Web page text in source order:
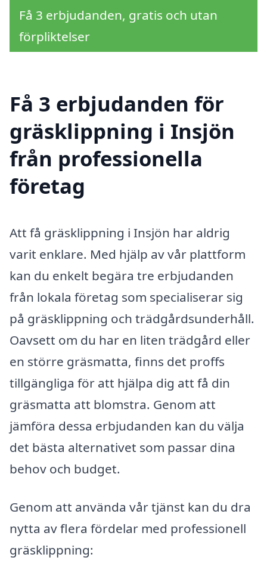
Få 3 erbjudanden, gratis och utan
förpliktelser
Få 3 erbjudanden för
gräsklippning i Insjön
från professionella
företag
Att få gräsklippning i Insjön har aldrig
varit enklare. Med hjälp av vår plattform
kan du enkelt begära tre erbjudanden
från lokala företag som specialiserar sig
på gräsklippning och trädgårdsunderhåll.
Oavsett om du har en liten trädgård eller
en större gräsmatta, finns det proffs
tillgängliga för att hjälpa dig att få din
gräsmatta att blomstra. Genom att
jämföra dessa erbjudanden kan du välja
det bästa alternativet som passar dina
behov och budget.
Genom att använda vår tjänst kan du dra
nytta av flera fördelar med professionell
gräsklippning: